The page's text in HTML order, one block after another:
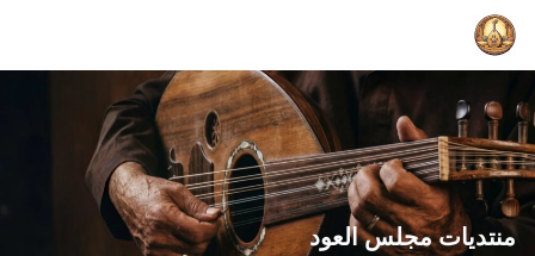
منتديات مجلس العود